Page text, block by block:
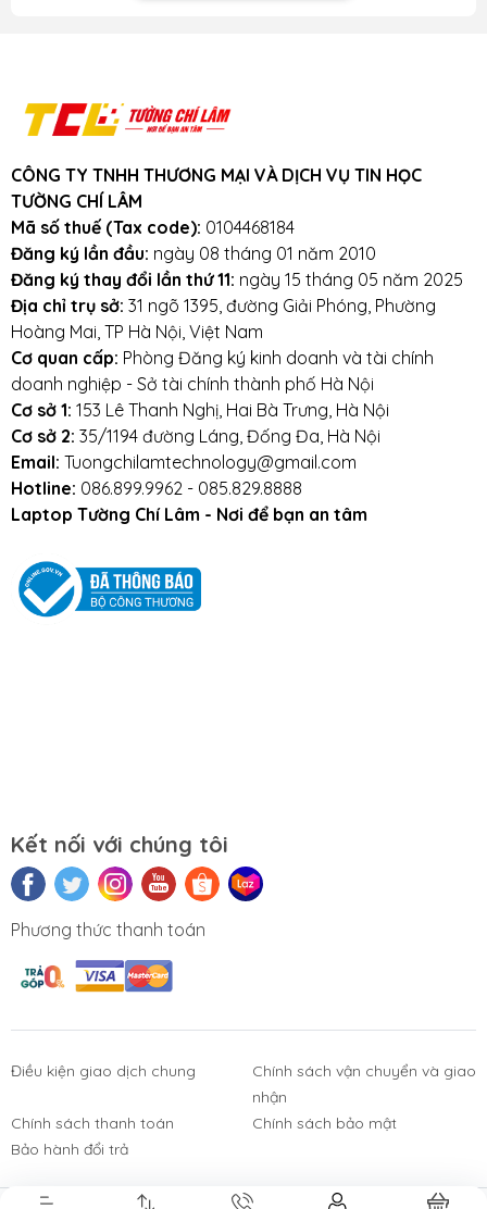
Nghe
Thiết Bị Điện
CÔNG TY TNHH THƯƠNG MẠI VÀ DỊCH VỤ TIN HỌC
TƯỜNG CHÍ LÂM
Mã số thuế (Tax code): 0104468184
Đăng ký lần đầu: ngày 08 tháng 01 năm 2010
Đăng ký thay đổi lần thứ 11: ngày 15 tháng 05 năm 2025
Địa chỉ trụ sở: 31 ngõ 1395, đường Giải Phóng, Phường
Hoàng Mai, TP Hà Nội, Việt Nam
Cơ quan cấp: Phòng Đăng ký kinh doanh và tài chính
doanh nghiệp - Sở tài chính thành phố Hà Nội
Cơ sở 1: 153 Lê Thanh Nghị, Hai Bà Trưng, Hà Nội
Cơ sở 2: 35/1194 đường Láng, Đống Đa, Hà Nội
Email: Tuongchilamtechnology@gmail.com
Hotline: 086.899.9962 - 085.829.8888
Laptop Tường Chí Lâm - Nơi để bạn an tâm
Kết nối với chúng tôi
Phương thức thanh toán
Điều kiện giao dịch chung
Chính sách vận chuyển và giao
nhận
Chính sách thanh toán
Chính sách bảo mật
Bảo hành đổi trả